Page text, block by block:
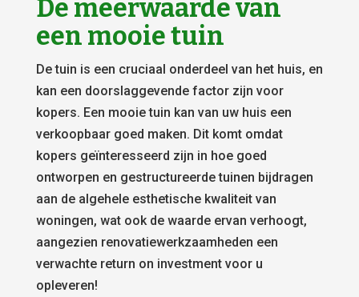
De meerwaarde van
een mooie tuin
De tuin is een cruciaal onderdeel van het huis, en
kan een doorslaggevende factor zijn voor
kopers. Een mooie tuin kan van uw huis een
verkoopbaar goed maken. Dit komt omdat
kopers geïnteresseerd zijn in hoe goed
ontworpen en gestructureerde tuinen bijdragen
aan de algehele esthetische kwaliteit van
woningen, wat ook de waarde ervan verhoogt,
aangezien renovatiewerkzaamheden een
verwachte return on investment voor u
opleveren!